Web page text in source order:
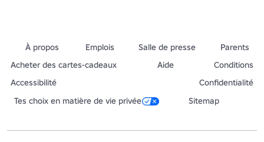
À propos Emplois Salle de presse
Parents
Acheter des cartes-cadeaux
Aide
Conditions
Accessibilité
Confidentialité
Tes choix en matière de vie privée
Sitemap